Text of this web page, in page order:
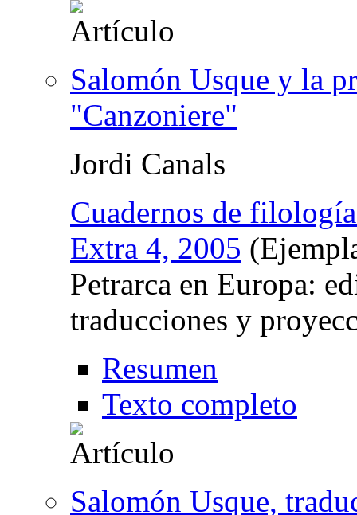
Salomón Usque y la
"Canzoniere"
Jordi Canals
Cuadernos de
Extra 4, 2005
Petrarca en Europa:
traducciones y
Resumen
Texto completo
Salomón Usque,